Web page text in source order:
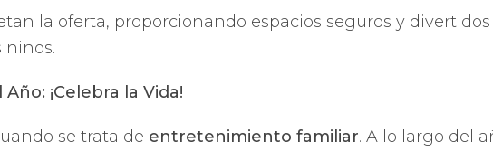
la oferta, proporcionando espacios seguros y
niños.
¡Celebra la Vida!
se trata de entretenimiento familiar. A lo largo del